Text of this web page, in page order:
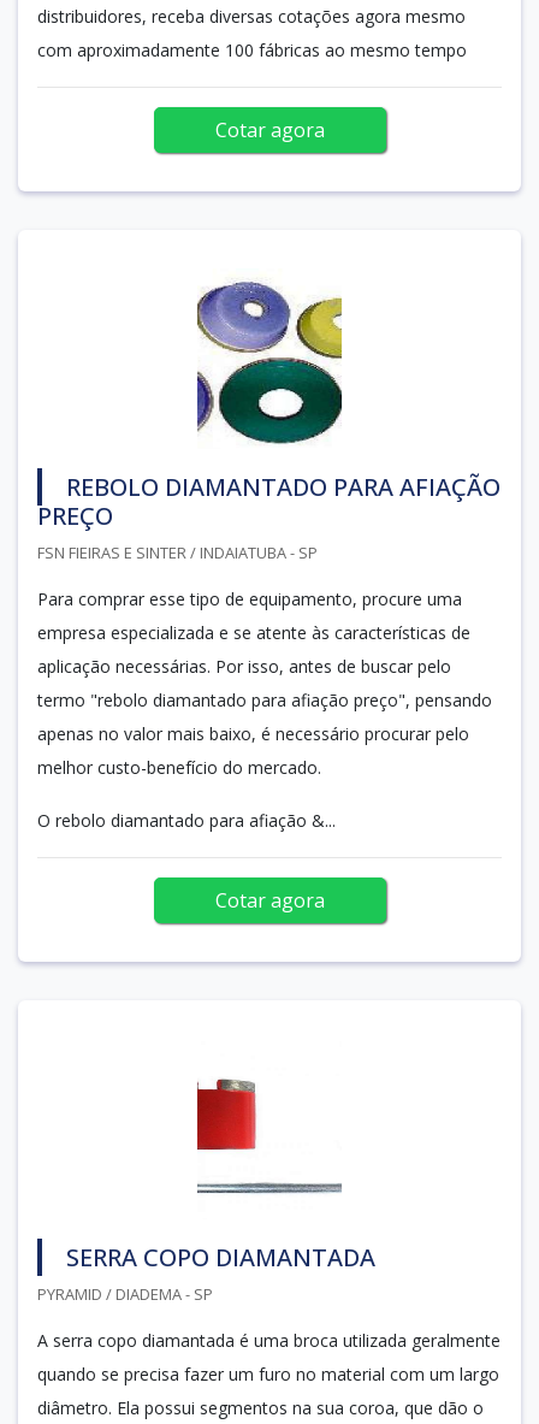
distribuidores, receba diversas cotações agora mesmo
com aproximadamente 100 fábricas ao mesmo tempo
Cotar agora
REBOLO DIAMANTADO PARA AFIAÇÃO
PREÇO
FSN FIEIRAS E SINTER / INDAIATUBA - SP
Para comprar esse tipo de equipamento, procure uma
empresa especializada e se atente às características de
aplicação necessárias. Por isso, antes de buscar pelo
termo "rebolo diamantado para afiação preço", pensando
apenas no valor mais baixo, é necessário procurar pelo
melhor custo-benefício do mercado.
O rebolo diamantado para afiação &...
Cotar agora
SERRA COPO DIAMANTADA
PYRAMID / DIADEMA - SP
A serra copo diamantada é uma broca utilizada geralmente
quando se precisa fazer um furo no material com um largo
diâmetro. Ela possui segmentos na sua coroa, que dão o